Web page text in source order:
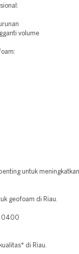
volume
untuk
geofoam di Riau.
0400
di Riau.